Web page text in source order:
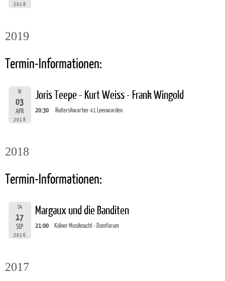
2018
2019
Termin-Informationen:
DI
03
APR
2018
Joris Teepe - Kurt Weiss - Frank Wingold
20:30 Ruiterskwartier 41 Leeuwarden
2018
Termin-Informationen:
SA
17
SEP
2016
Margaux und die Banditen
21:00 Kölner Musiknacht - Domforum
2017